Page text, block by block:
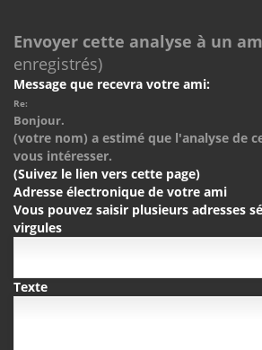
Envoyer cette analyse à un
enregistrés)
Message que recevra votre ami:
Re:
Bonjour.
(votre nom) a estimé que l'analyse de
vous intéresser.
(Suivez le lien vers cette page)
Adresse électronique de votre ami
Vous pouvez saisir plusieurs adresses
virgules
Texte